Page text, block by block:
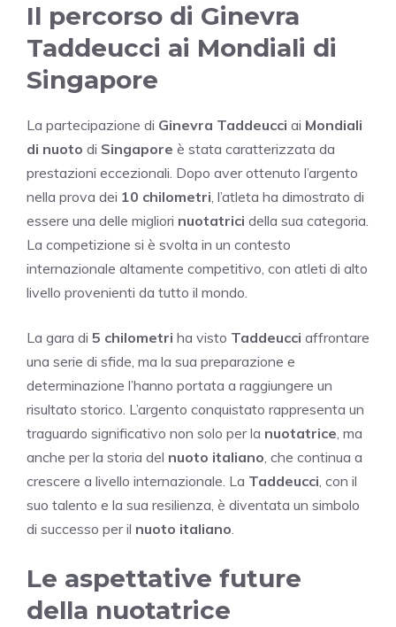
Il percorso di Ginevra
Taddeucci ai Mondiali di
Singapore
La partecipazione di Ginevra Taddeucci ai Mondiali
di nuoto di Singapore è stata caratterizzata da
prestazioni eccezionali. Dopo aver ottenuto l’argento
nella prova dei 10 chilometri, l’atleta ha dimostrato di
essere una delle migliori nuotatrici della sua categoria.
La competizione si è svolta in un contesto
internazionale altamente competitivo, con atleti di alto
livello provenienti da tutto il mondo.
La gara di 5 chilometri ha visto Taddeucci affrontare
una serie di sfide, ma la sua preparazione e
determinazione l’hanno portata a raggiungere un
risultato storico. L’argento conquistato rappresenta un
traguardo significativo non solo per la nuotatrice, ma
anche per la storia del nuoto italiano, che continua a
crescere a livello internazionale. La Taddeucci, con il
suo talento e la sua resilienza, è diventata un simbolo
di successo per il nuoto italiano.
Le aspettative future
della nuotatrice